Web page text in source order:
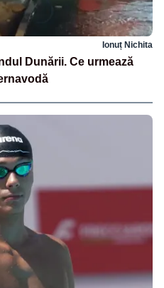
Ionuț Nichita
Dunării. Ce urmează